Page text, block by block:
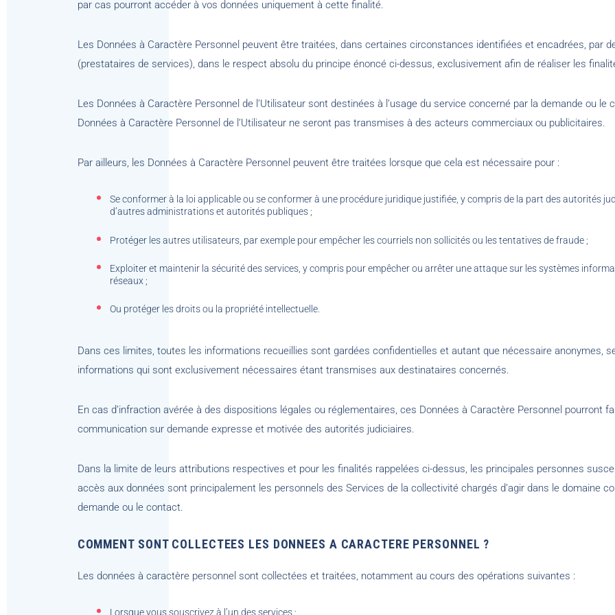
par cas pourront accéder à vos données uniquement à cette finalité.
Les Données à Caractère Personnel peuvent être traitées, dans certaines circonstances identifiées et encadrées, par
(prestataires de services), dans le respect absolu du principe énoncé ci-dessus, exclusivement afin de réaliser les
Les Données à Caractère Personnel de l’Utilisateur sont destinées à l’usage du service concerné par la demande ou le
Données à Caractère Personnel de l’Utilisateur ne seront pas transmises à des acteurs commerciaux ou publicitaires.
Par ailleurs, les Données à Caractère Personnel peuvent être traitées lorsque que cela est nécessaire pour :
Se conformer à la loi applicable ou se conformer à une procédure juridique justifiée, y compris de la part des autorités
d’autres administrations et autorités publiques ;
Protéger les autres utilisateurs, par exemple pour empêcher les courriels non sollicités ou les tentatives de fraude ;
Exploiter et maintenir la sécurité des services, y compris pour empêcher ou arrêter une attaque sur les systèmes
réseaux ;
Ou protéger les droits ou la propriété intellectuelle.
Dans ces limites, toutes les informations recueillies sont gardées confidentielles et autant que nécessaire anonymes,
informations qui sont exclusivement nécessaires étant transmises aux destinataires concernés.
En cas d’infraction avérée à des dispositions légales ou réglementaires, ces Données à Caractère Personnel pourront
communication sur demande expresse et motivée des autorités judiciaires.
Dans la limite de leurs attributions respectives et pour les finalités rappelées ci-dessus, les principales personnes
accès aux données sont principalement les personnels des Services de la collectivité chargés d’agir dans le domaine
demande ou le contact.
COMMENT SONT COLLECTEES LES DONNEES A CARACTERE PERSONNEL ?
Les données à caractère personnel sont collectées et traitées, notamment au cours des opérations suivantes :
Lorsque vous souscrivez à l’un des services ;